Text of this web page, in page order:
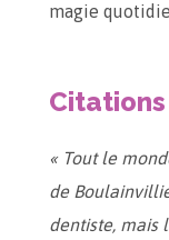
magie
Citations
« Tout le
de
dentiste, mais